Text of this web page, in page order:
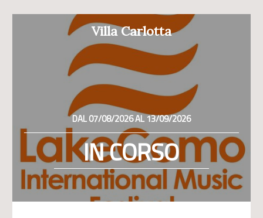
Villa Carlotta
DAL 07/08/2026 AL 13/09/2026
IN CORSO